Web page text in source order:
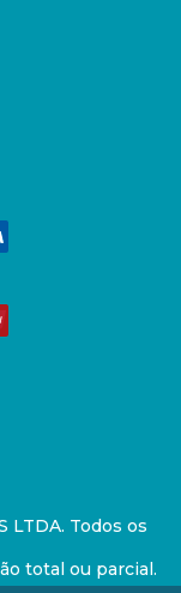
LTDA. Todos os
total ou parcial.